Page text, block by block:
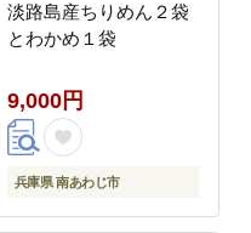
淡路島産ちりめん２袋
とわかめ１袋
9,000円
兵庫県 南あわじ市